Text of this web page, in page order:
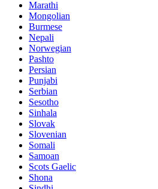
Marathi
Mongolian
Burmese
Nepali
Norwegian
Pashto
Persian
Punjabi
Serbian
Sesotho
Sinhala
Slovak
Slovenian
Somali
Samoan
Scots Gaelic
Shona